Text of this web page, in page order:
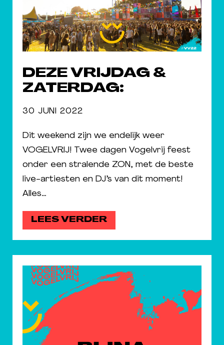
DEZE VRIJDAG &
ZATERDAG:
30 JUNI 2022
Dit weekend zijn we endelijk weer
VOGELVRIJ! Twee dagen Vogelvrij feest
onder een stralende ZON, met de beste
live-artiesten en DJ’s van dit moment!
Alles…
LEES VERDER